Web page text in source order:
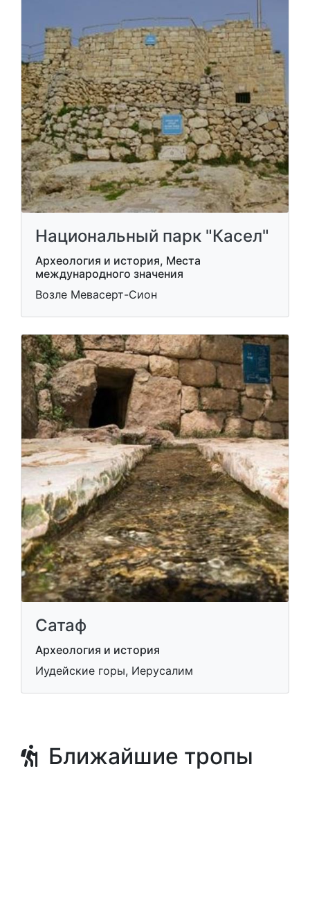
Национальный парк "Касел"
Археология и история, Места
международного значения
Возле Мевасерт-Сион
Сатаф
Археология и история
Иудейские горы, Иерусалим
Ближайшие тропы